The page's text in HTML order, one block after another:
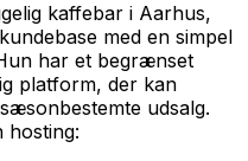
kaffebar i Aarhus,
med en simpel
har et begrænset
platform, der kan
udsalg.
hosting: